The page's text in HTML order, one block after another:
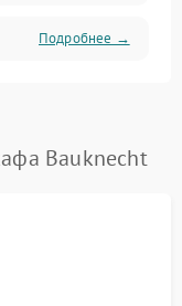
Подробнее →
Bauknecht